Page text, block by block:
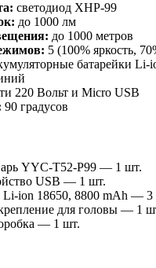
светодиод XHP-99
до 1000 лм
до 1000 метров
5 (100% яркость,
батарейки
220 Вольт и Micro USB
90 градусов
YYC-T52-P99 — 1 шт.
USB — 1 шт.
ion 18650, 8800 mAh — 3
для головы — 1
— 1 шт.